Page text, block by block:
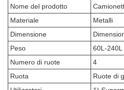
Nome del prodotto
Materiale
Metalli
Dimensione
Peso
60L-240L
Numero di ruote
4
Ruota
Ruote di